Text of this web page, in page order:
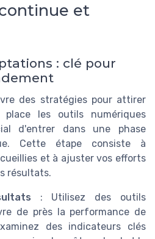
et
: clé pour
des stratégies pour attirer
les outils numériques
d'entrer dans une phase
Cette étape consiste à
et à ajuster vos efforts
résultats.
: Utilisez des outils
de près la performance de
des indicateurs clés